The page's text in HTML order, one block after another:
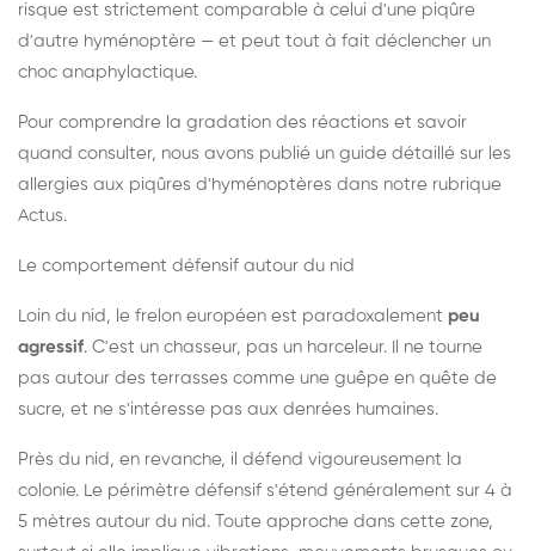
risque est strictement comparable à celui d'une piqûre
d'autre hyménoptère — et peut tout à fait déclencher un
choc anaphylactique.
Pour comprendre la gradation des réactions et savoir
quand consulter, nous avons publié un guide détaillé sur les
allergies aux piqûres d'hyménoptères dans notre rubrique
Actus.
Le comportement défensif autour du nid
Loin du nid, le frelon européen est paradoxalement peu
agressif. C'est un chasseur, pas un harceleur. Il ne tourne
pas autour des terrasses comme une guêpe en quête de
sucre, et ne s'intéresse pas aux denrées humaines.
Près du nid, en revanche, il défend vigoureusement la
colonie. Le périmètre défensif s'étend généralement sur 4 à
5 mètres autour du nid. Toute approche dans cette zone,